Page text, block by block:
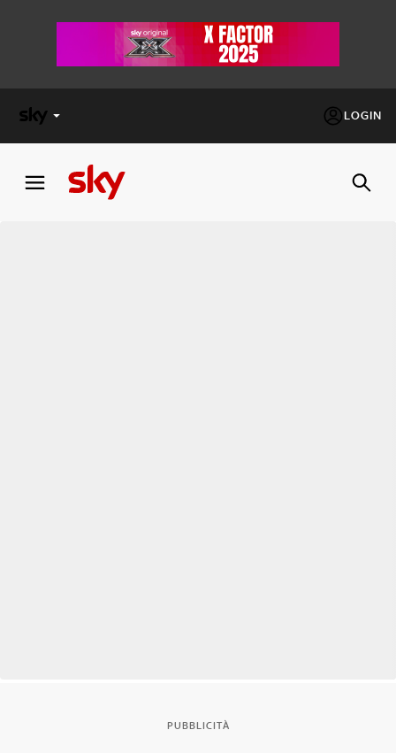
LOGIN
FACTOR
PUBBLICITÀ